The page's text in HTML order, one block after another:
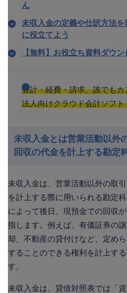
ん
未収入金の定義や仕訳方法
に役立てよう
【無料】お役立ち資料ダウン
会計・経費・請求、誰でも
法人向けクラウド会計ソフ
未収入金とは営業活動以外
回収の代金を計上する勘定
未収入金は、営業活動以外の取
を計上する際に用いられる勘定
によって後日、現預金での回収
指します。例えば、有価証券の
却、不動産の貸付けなど、定め
することのできる権利を計上す
す。
未収入金は、貸借対照表では「